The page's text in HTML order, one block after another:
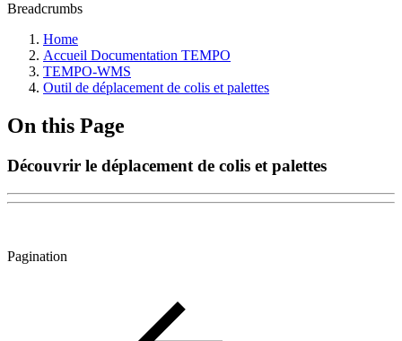
Breadcrumbs
Home
Accueil Documentation TEMPO
TEMPO-WMS
Outil de déplacement de colis et palettes
On this Page
Découvrir le déplacement de colis et palettes
Pagination